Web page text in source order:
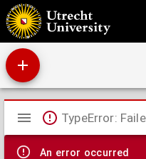
Göttlicher vnd heiliger Schrifft, vor
vn[d] Lerer (auss Gottes zülassung)
Mirador
viewer
TypeError:
An error occurred